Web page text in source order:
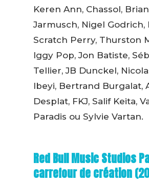
Keren Ann, Chassol,
Jarmusch, Nigel Godrich,
Scratch Perry, Thurston
Iggy Pop, Jon Batiste,
Tellier, JB Dunckel,
Ibeyi, Bertrand Burgalat,
Desplat, FKJ, Salif Keita,
Paradis ou Sylvie Vartan.
Red Bull Music Studios
carrefour de création